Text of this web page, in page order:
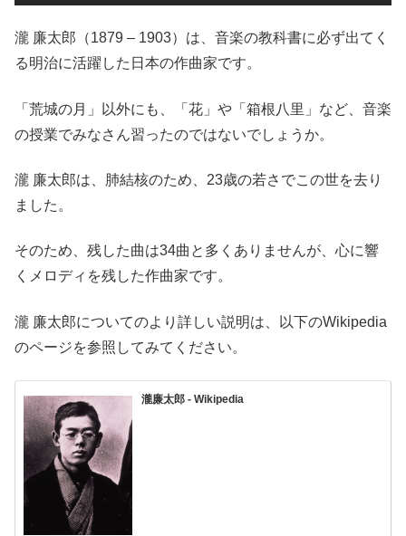
瀧 廉太郎（1879 – 1903）は、音楽の教科書に必ず出てく
る明治に活躍した日本の作曲家です。
「荒城の月」以外にも、「花」や「箱根八里」など、音楽
の授業でみなさん習ったのではないでしょうか。
瀧 廉太郎は、肺結核のため、23歳の若さでこの世を去り
ました。
そのため、残した曲は34曲と多くありませんが、心に響
くメロディを残した作曲家です。
瀧 廉太郎についてのより詳しい説明は、以下のWikipedia
のページを参照してみてください。
瀧廉太郎 - Wikipedia